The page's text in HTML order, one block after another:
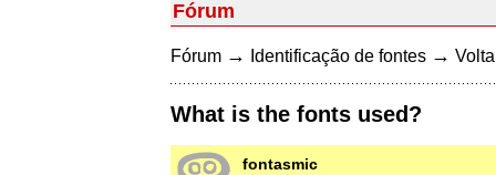
Fórum
Fórum → Identificação de fontes →
What is the fonts used?
fontasmic